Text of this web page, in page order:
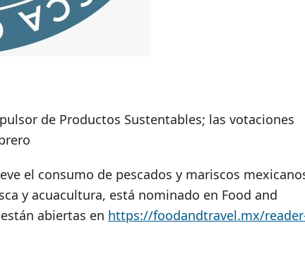
de Productos Sustentables; las votaciones
el consumo de pescados y mariscos
y acuacultura, está nominado en Food and
abiertas en https://foodandtravel.mx/